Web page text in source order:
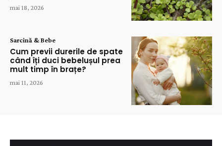
mai 18, 2026
Sarcină & Bebe
Cum previi durerile de spate
când îți duci bebelușul prea
mult timp în brațe?
mai 11, 2026